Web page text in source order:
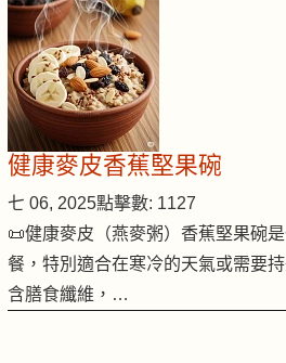
健康麥皮香蕉堅果碗
七 06, 2025點擊數: 1127
📜健康麥皮（燕麥粥）香蕉堅果碗
餐，特別適合在寒冷的天氣或需要
含膳食纖維，…